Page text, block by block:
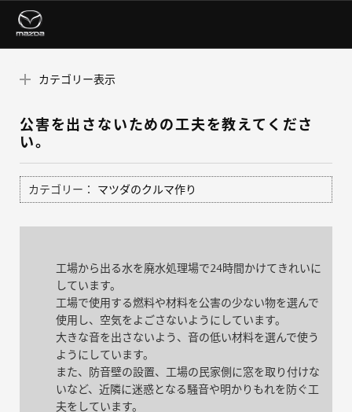
カテゴリー表示
公害を出さないための工夫を教えてくださ
い。
カテゴリー： マツダのクルマ作り
工場から出る水を廃水処理場で24時間かけてきれいに
しています。
工場で使用する燃料や材料を公害の少ない物を選んで
使用し、空気をよごさないようにしています。
大きな音を出さないよう、音の低い材料を選んで使う
ようにしています。
また、防音壁の設置、工場の民家側に窓を取り付けな
いなど、近隣に迷惑となる騒音や明かりもれを防ぐ工
夫をしています。